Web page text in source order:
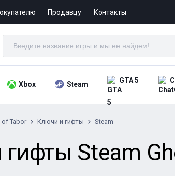
Продавцу Контакты
Xbox Steam GTA 5
of Tabor Ключи и гифты Steam
Steam